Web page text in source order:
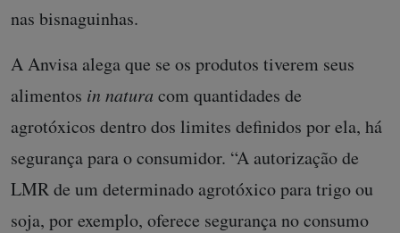
nas bisnaguinhas.
A Anvisa alega que se os produtos tiverem seus
alimentos in natura com quantidades de
agrotóxicos dentro dos limites definidos por ela, há
segurança para o consumidor. “A autorização de
LMR de um determinado agrotóxico para trigo ou
soja, por exemplo, oferece segurança no consumo